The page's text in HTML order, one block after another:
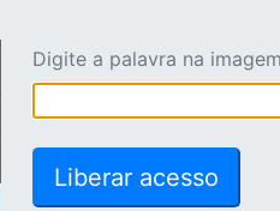
Digite a palavra na